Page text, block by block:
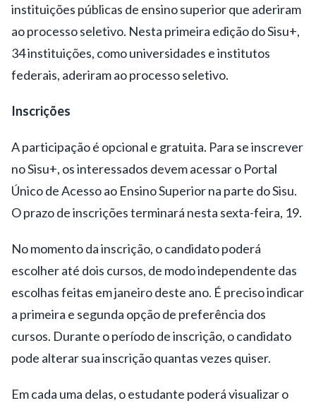
instituições públicas de ensino superior que aderiram
ao processo seletivo. Nesta primeira edição do Sisu+,
34 instituições, como universidades e institutos
federais, aderiram ao processo seletivo.
Inscrições
A participação é opcional e gratuita. Para se inscrever
no Sisu+, os interessados devem acessar o Portal
Único de Acesso ao Ensino Superior na parte do Sisu.
O prazo de inscrições terminará nesta sexta-feira, 19.
No momento da inscrição, o candidato poderá
escolher até dois cursos, de modo independente das
escolhas feitas em janeiro deste ano. É preciso indicar
a primeira e segunda opção de preferência dos
cursos. Durante o período de inscrição, o candidato
pode alterar sua inscrição quantas vezes quiser.
Em cada uma delas, o estudante poderá visualizar o